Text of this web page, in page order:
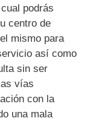
podrás
centro de
mismo para
así como
sin ser
vías
con la
una mala